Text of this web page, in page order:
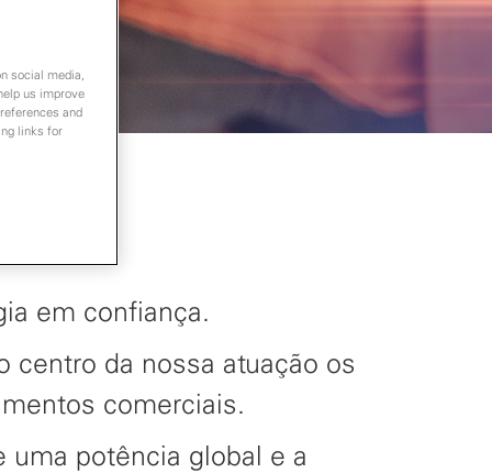
em confiança.
centro da nossa atuação os
comerciais.
potência global e a
social media,
us improve
and
links for